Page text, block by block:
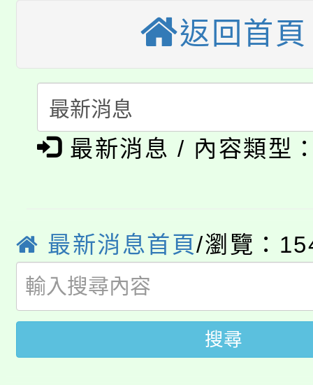
半價優惠，詳情可洽有
份教師增能研習
大溪自造教育及科技
份教師研習
淨零綠生活教案入校路
會
115年食農教育專業人
程
「本色祭」8/29、30在
場熱烈登場!
8/21下午1時於龍潭區
局官網。
開!
115年桃園市運動會8/
田徑場及游泳池舉行。
桃園市低收入戶享有免
視費優惠，中低收入戶
大園自造教育及科技中
大溪自造教育及科技中
返回首頁
最新消息 / 內容類型
最新消息首頁/瀏覽：
搜尋